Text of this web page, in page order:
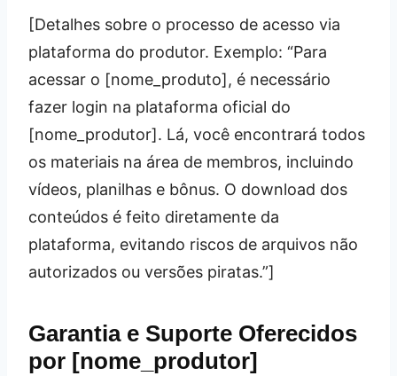
[Detalhes sobre o processo de acesso via
plataforma do produtor. Exemplo: “Para
acessar o [nome_produto], é necessário
fazer login na plataforma oficial do
[nome_produtor]. Lá, você encontrará todos
os materiais na área de membros, incluindo
vídeos, planilhas e bônus. O download dos
conteúdos é feito diretamente da
plataforma, evitando riscos de arquivos não
autorizados ou versões piratas.”]
Garantia e Suporte Oferecidos
por [nome_produtor]